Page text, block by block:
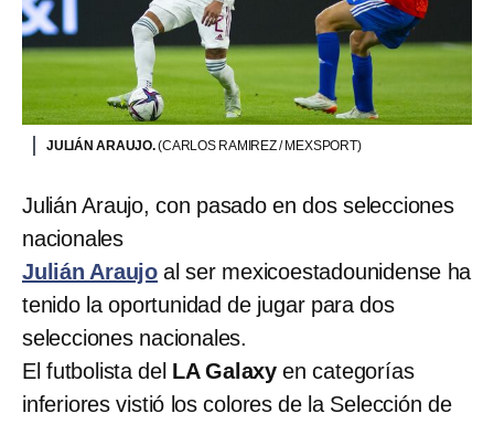
JULIÁN ARAUJO.(CARLOS RAMIREZ / MEXSPORT)
Julián Araujo, con pasado en dos selecciones
nacionales
Julián Araujo al ser mexicoestadounidense ha
tenido la oportunidad de jugar para dos
selecciones nacionales.
El futbolista del LA Galaxy en categorías
inferiores vistió los colores de la Selección de